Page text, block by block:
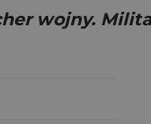
wojny.